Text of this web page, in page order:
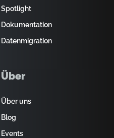
Spotlight
Dokumentation
Datenmigration
Über
Über uns
Blog
Events